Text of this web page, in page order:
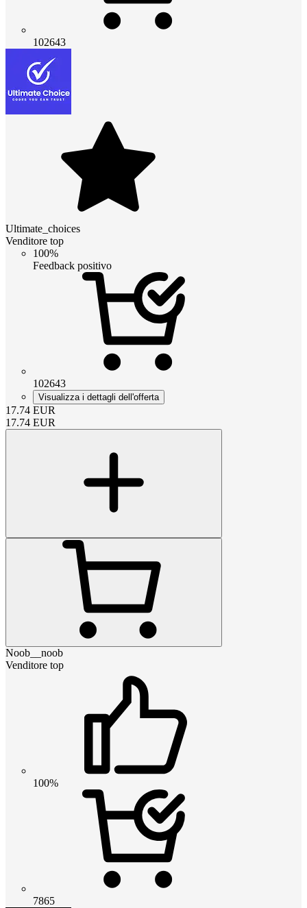
102643
Ultimate_choices
Venditore top
100%
Feedback positivo
102643
Visualizza i dettagli dell'offerta
17.74 EUR
17.74 EUR
Noob__noob
Venditore top
100%
7865